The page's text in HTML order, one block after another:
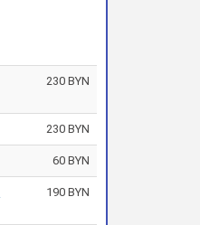
230 BYN
230 BYN
60 BYN
190 BYN